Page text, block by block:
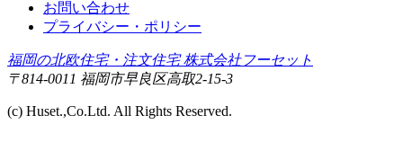
お問い合わせ
プライバシー・ポリシー
福岡の北欧住宅・注文住宅 株式会社フーセット
〒814-0011 福岡市早良区高取2-15-3
(c) Huset.,Co.Ltd. All Rights Reserved.